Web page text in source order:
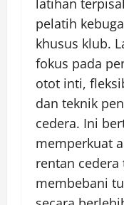
latihan
pelatih
khusus klub.
fokus pada
otot inti,
dan teknik
cedera. Ini
memperkuat
rentan cedera
membebani